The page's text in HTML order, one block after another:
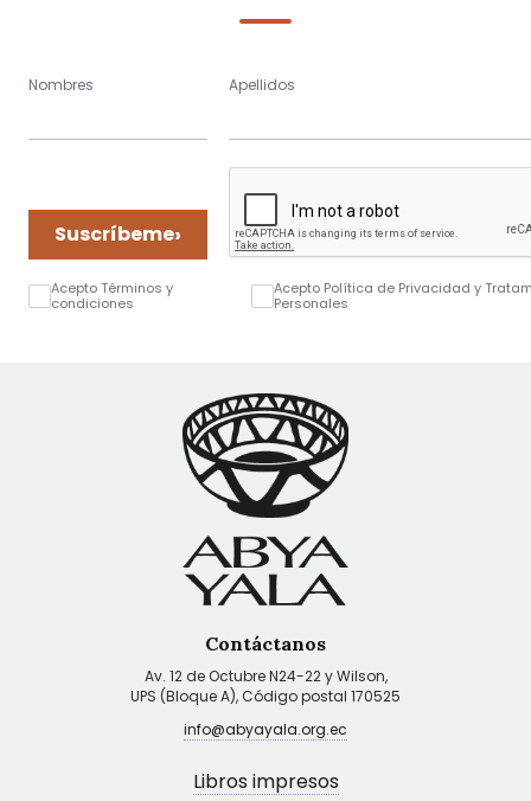
Nombres Apellidos
Suscríbeme›
Acepto Términos y
condiciones
Acepto Política de Privacidad y
Personales
Contáctanos
Av. 12 de Octubre N24-22 y Wilson,
UPS (Bloque A), Código postal 170525
info@abyayala.org.ec
Libros impresos